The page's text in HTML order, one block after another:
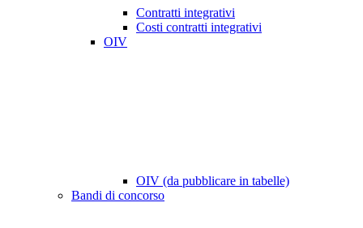
Contratti integrativi
Costi contratti integrativi
OIV
OIV (da pubblicare in tabelle)
Bandi di concorso